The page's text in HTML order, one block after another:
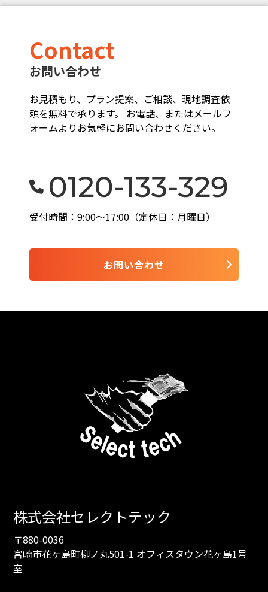
Contact
お問い合わせ
お見積もり、プラン提案、ご相談、現地調査依
頼を無料で承ります。 お電話、またはメールフ
ォームよりお気軽にお問い合わせください。
受付時間：9:00〜17:00（定休日：月曜日）
お問い合わせ
株式会社セレクトテック
〒880-0036
宮崎市花ヶ島町柳ノ丸501-1 オフィスタウン花ヶ島1号
室